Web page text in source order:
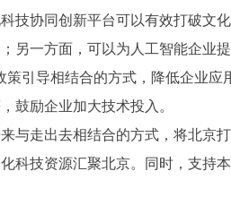
协同创新平台可以有效打破文化
另一方面，可以为人工智能企业
导相结合的方式，降低企业应
鼓励企业加大技术投入。
走出去相结合的方式，将北京打
科技资源汇聚北京。同时，支持